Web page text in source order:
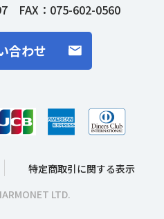
FAX：075-602-0560
合わせ
特定商取引に関する表示
LTD.